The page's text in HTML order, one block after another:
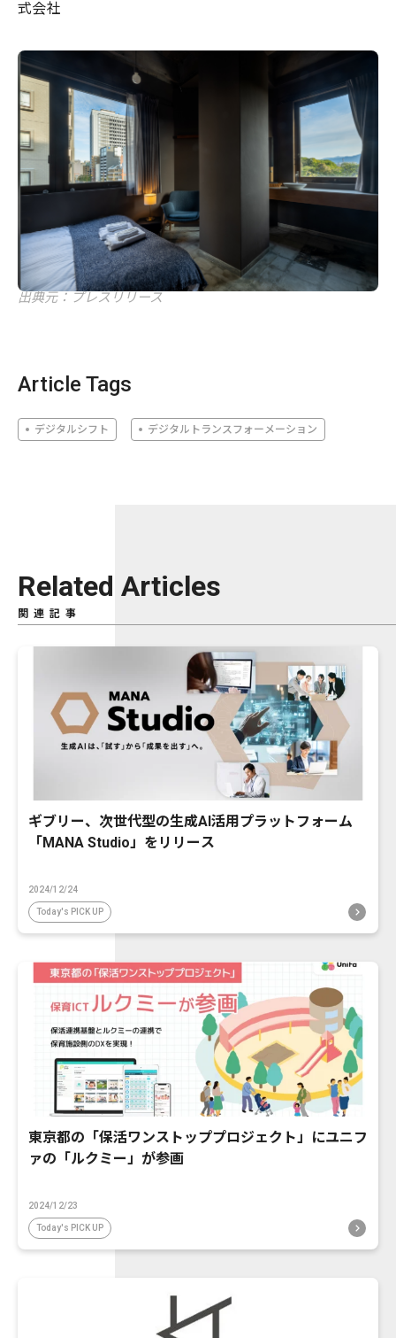
式会社
出典元：プレスリリース
Article Tags
デジタルシフト デジタルトランスフォーメーション
Related Articles
関連記事
ギブリー、次世代型の生成AI活用プラットフォーム
「MANA Studio」をリリース
2024/12/24
Today's PICK UP
東京都の「保活ワンストッププロジェクト」にユニフ
ァの「ルクミー」が参画
2024/12/23
Today's PICK UP